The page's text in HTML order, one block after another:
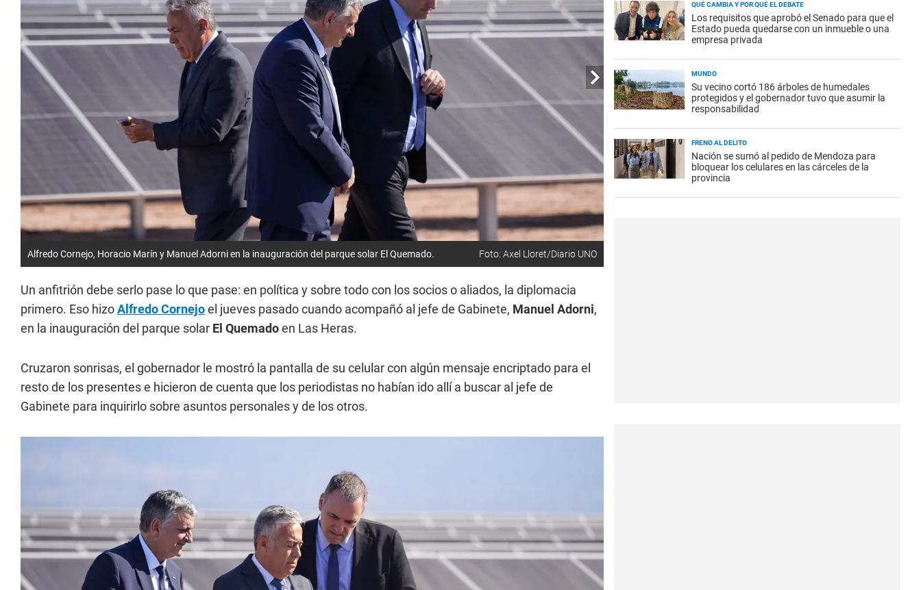
Alfredo Cornejo, Horacio Marín y Manuel Adorni en la inauguración del parque solar El Quemado. Foto: Axel Lloret/Diario UNO
Un anfitrión debe serlo pase lo que pase: en política y sobre todo con los socios o aliados, la diplomacia
primero. Eso hizoAlfredo Cornejoel jueves pasado cuando acompañó al jefe de Gabinete, Manuel Adorni,
en la inauguración del parque solar El Quemadoen Las Heras.
Cruzaron sonrisas, el gobernador le mostró la pantalla de su celular con algún mensaje encriptado para el
resto de los presentes e hicieron de cuenta que los periodistas no habían ido allí a buscar al jefe de
Gabinete para inquirirlo sobre asuntos personales y de los otros.
QUÉ CAMBIA Y POR QUÉ EL DEBATE
Los requisitos que aprobó el Senado para que el
Estado pueda quedarse con un inmueble o una
empresa privada
MUNDO
Su vecino cortó 186 árboles de humedales
protegidos y el gobernador tuvo que asumir la
responsabilidad
FRENO AL DELITO
Nación se sumó al pedido de Mendoza para
bloquear los celulares en las cárceles de la
provincia